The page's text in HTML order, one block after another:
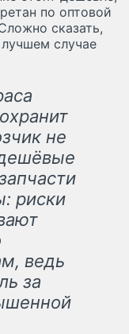
по оптовой
сказать,
случае
не
риски
ведь
за